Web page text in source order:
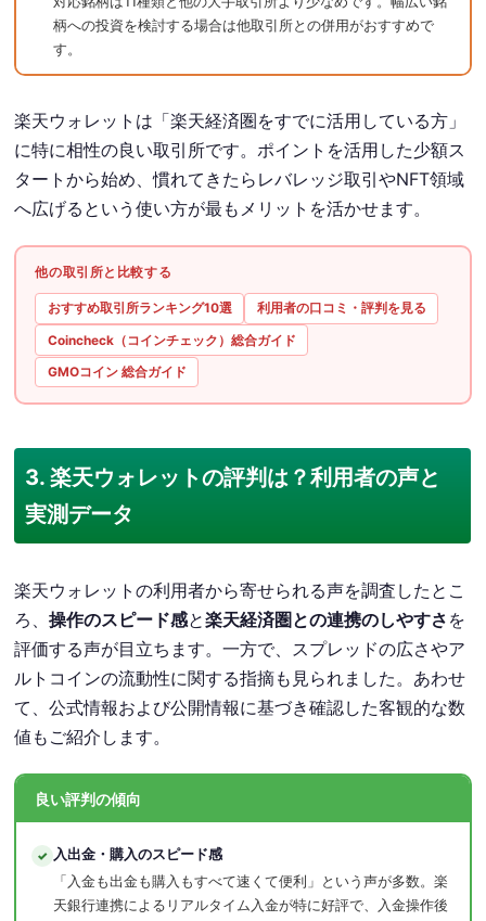
柄への投資を検討する場合は他取引所との併用がおすすめで
す。
楽天ウォレットは「楽天経済圏をすでに活用している方」
に特に相性の良い取引所です。ポイントを活用した少額ス
タートから始め、慣れてきたらレバレッジ取引やNFT領域
へ広げるという使い方が最もメリットを活かせます。
他の取引所と比較する
おすすめ取引所ランキング10選 利用者の口コミ・評判を見る
Coincheck（コインチェック）総合ガイド
GMOコイン 総合ガイド
3. 楽天ウォレットの評判は？利用者の声と
実測データ
楽天ウォレットの利用者から寄せられる声を調査したとこ
ろ、操作のスピード感と楽天経済圏との連携のしやすさ を
評価する声が目立ちます。一方で、スプレッドの広さやア
ルトコインの流動性に関する指摘も見られました。あわせ
て、公式情報および公開情報に基づき確認した客観的な数
値もご紹介します。
良い評判の傾向
✓ 入出金・購入のスピード感
「入金も出金も購入もすべて速くて便利」という声が多数。楽
天銀行連携によるリアルタイム入金が特に好評で、入金操作後